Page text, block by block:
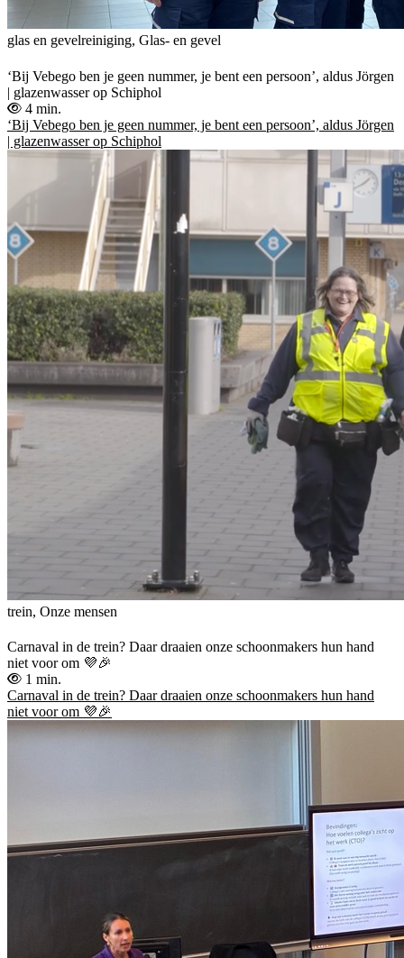
glas en gevelreiniging, Glas- en gevel
‘Bij Vebego ben je geen nummer, je bent een persoon’, aldus Jörgen
| glazenwasser op Schiphol
4 min.
‘Bij Vebego ben je geen nummer, je bent een persoon’, aldus Jörgen
| glazenwasser op Schiphol
trein, Onze mensen
Carnaval in de trein? Daar draaien onze schoonmakers hun hand
niet voor om 💜🎉
1 min.
Carnaval in de trein? Daar draaien onze schoonmakers hun hand
niet voor om 💜🎉